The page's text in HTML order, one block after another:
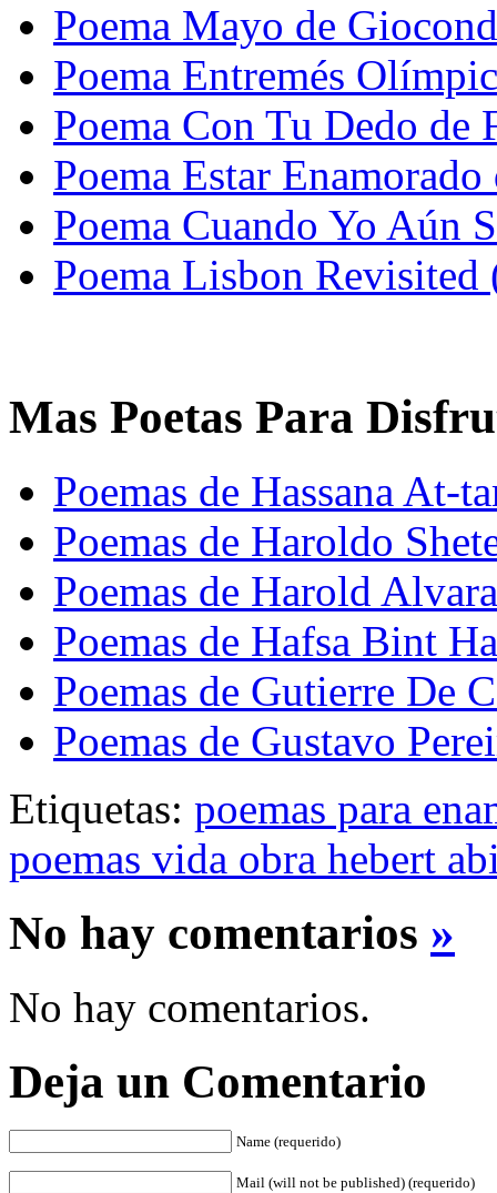
Poema Mayo de
Poema Entremés
Poema Con Tu Dedo de
Poema Estar
Poema Cuando Yo Aún
Poema Lisbon Revisited
Mas Poetas Para
Poemas de Hassana
Poemas de Haroldo
Poemas de Harold
Poemas de Hafsa Bint
Poemas de Gutierre De
Poemas de Gustavo
Etiquetas: poemas para
poemas vida obra hebert
No hay comentarios »
No hay comentarios.
Deja un Comentario
Name (requerido)
Mail (will not be published) (requerido)